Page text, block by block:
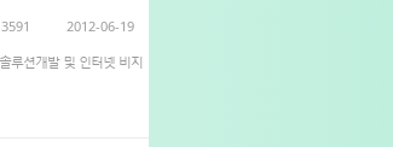
3591 2012-06-19
루션개발 및 인터넷 비지